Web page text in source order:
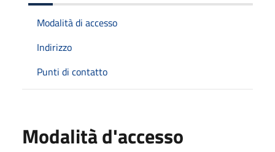
Modalità di accesso
Indirizzo
Punti di contatto
Modalità d'accesso